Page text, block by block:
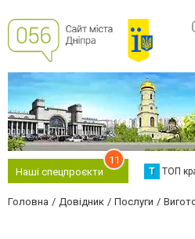
Наші спецпроєкти
11
Т ТОП
Головна Довідник Послуги